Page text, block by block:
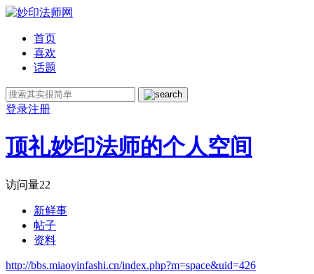
首页
喜欢
话题
登录注册
顶礼妙印法师的个人空间
访问量22
新鲜事
帖子
资料
http://bbs.miaoyinfashi.cn/index.php?m=space&uid=426